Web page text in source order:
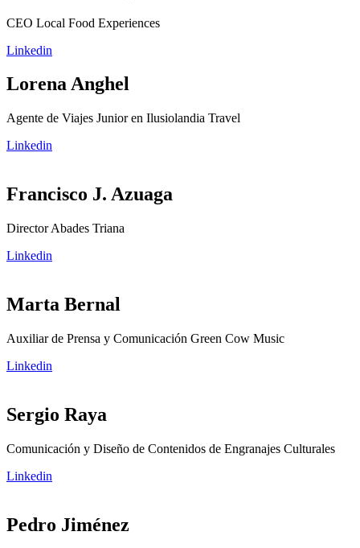
CEO Local Food Experiences
Linkedin
Lorena Anghel
Agente de Viajes Junior en Ilusiolandia Travel
Linkedin
Francisco J. Azuaga
Director Abades Triana
Linkedin
Marta Bernal
Auxiliar de Prensa y Comunicación Green Cow Music
Linkedin
Sergio Raya
Comunicación y Diseño de Contenidos de Engranajes Culturales
Linkedin
Pedro Jiménez